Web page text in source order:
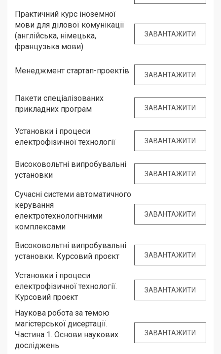
Практичний курс іноземної
мови для ділової комунікації
(англійська, німецька,
французька мови)
ЗАВАНТАЖИТИ
Менеджмент стартап-проектів ЗАВАНТАЖИТИ
Пакети спеціалізованих
прикладних програм
ЗАВАНТАЖИТИ
Установки і процеси
електрофізичної технології
ЗАВАНТАЖИТИ
Високовольтні випробувальні
установки
ЗАВАНТАЖИТИ
Сучасні системи автоматичного
керування
електротехнологічними
комплексами
ЗАВАНТАЖИТИ
Високовольтні випробувальні
установки. Курсовий проєкт
ЗАВАНТАЖИТИ
Установки і процеси
електрофізичної технології.
Курсовий проєкт
ЗАВАНТАЖИТИ
Наукова робота за темою
магістерської дисертації.
Частина 1. Основи наукових
досліджень
ЗАВАНТАЖИТИ